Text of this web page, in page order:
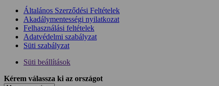
Általános Szerződési Feltételek
Akadálymentességi nyilatkozat
Felhasználási feltételek
Adatvédelmi szabályzat
Süti szabályzat
Süti beállítások
Kérem válassza ki az országot